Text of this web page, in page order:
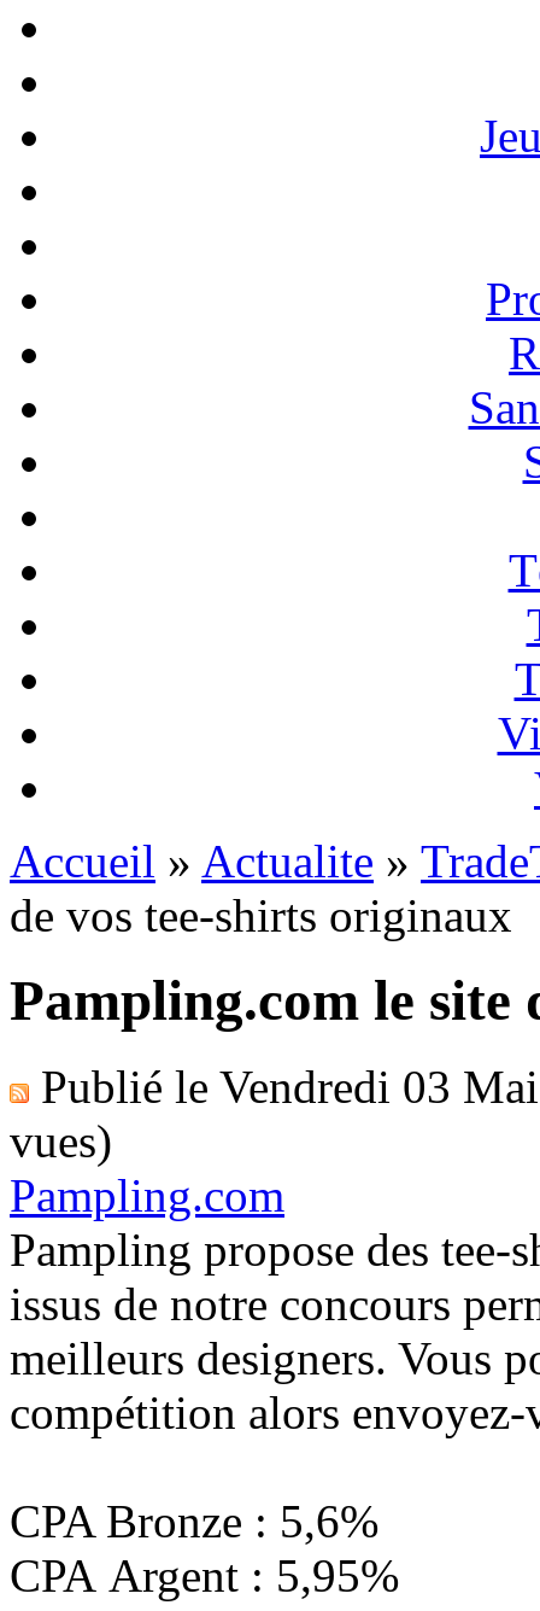
Accueil » Actualite »
de vos tee-shirts originaux
Pampling.com le site
Publié le Vendredi 03
vues)
Pampling.com
Pampling propose des
issus de notre concours
meilleurs designers. Vous
compétition alors
CPA Bronze : 5,6%
CPA Argent : 5,95%